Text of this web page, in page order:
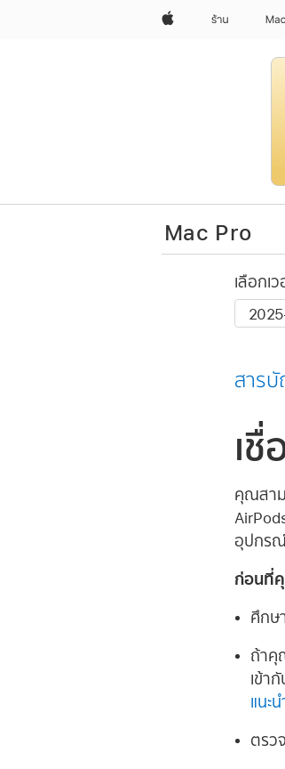
Appleร้าน Mac
Mac Pro
เลือกเ
สาร
เ
คุณสาม
อุปกรณ์
ก่อนที่คุ
ศึกษ
ถ้าคุ
เข้า
แนะ
ตรว